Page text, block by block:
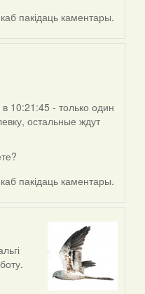
каб пакідаць каментары.
10:21:45 - только один
остальные ждут
каб пакідаць каментары.